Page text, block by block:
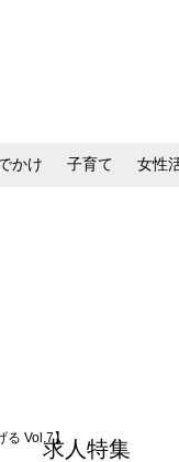
かけ 子育て 女性
Vol.7】求人特集